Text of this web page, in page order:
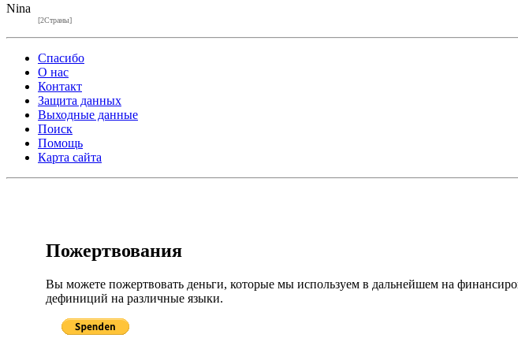
Nina
[2Страны]
Спасибо
О нас
Контакт
Защита данных
Выходные данные
Поиск
Помощь
Карта сайта
Пожертвования
Вы можете пожертвовать деньги, которые мы используем в дальнейшем на
дефиниций на различные языки.